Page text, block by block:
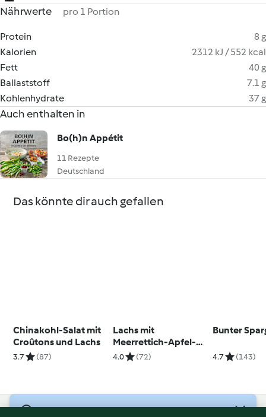
Nährwerte pro 1 Portion
Protein
8 g
Kalorien
2312 kJ / 552 kcal
Fett
40 g
Ballaststoff
7.1 g
Kohlenhydrate
37 g
Auch enthalten in
Bo(h)n Appétit
11 Rezepte
Deutschland
Das könnte dir auch gefallen
Chinakohl-Salat mit
Croûtons und Lachs
3.7 (87)
Lachs mit
Meerrettich-Apfel-
Stampf
4.0 (72)
Bunter
4.7 (143)